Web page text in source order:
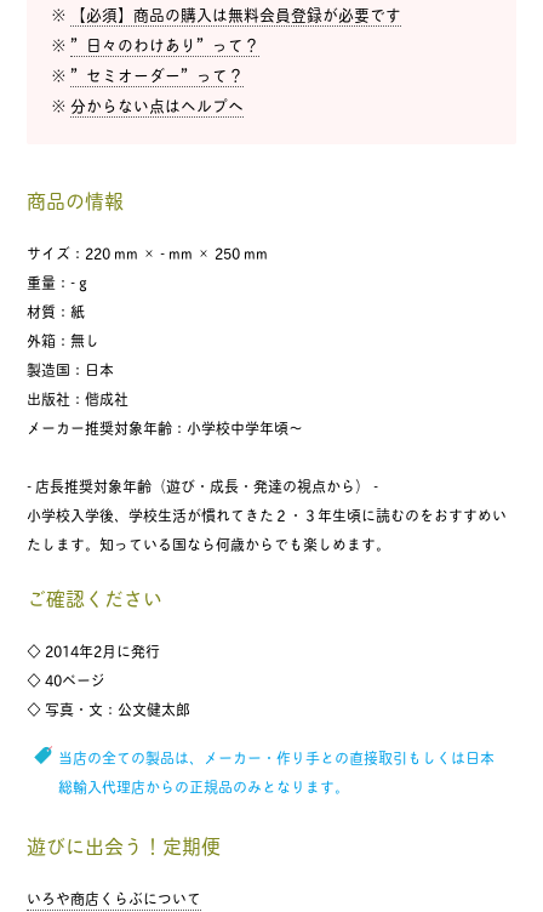
※ 【必須】商品の購入は無料会員登録が必要です
※”日々のわけあり”って？
※”セミオーダー”って？
※分からない点はヘルプへ
商品の情報
サイズ：220 mm × - mm × 250 mm
重量：- g
材質：紙
外箱：無し
製造国：日本
出版社：偕成社
メーカー推奨対象年齢：小学校中学年頃〜
- 店長推奨対象年齢（遊び・成長・発達の視点から） -
小学校入学後、学校生活が慣れてきた２・３年生頃に読むのをおすすめい
たします。知っている国なら何歳からでも楽しめます。
ご確認ください
◇ 2014年2月に発行
◇ 40ページ
◇ 写真・文：公文健太郎
当店の全ての製品は、メーカー・作り手との直接取引もしくは日本
総輸入代理店からの正規品のみとなります。
遊びに出会う！定期便
いろや商店くらぶについて